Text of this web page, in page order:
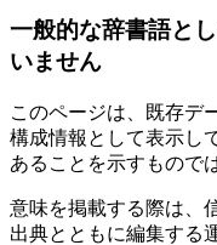
一般的な辞書語と
いません
このページは、既存デ
構成情報として表示し
あることを示すもので
意味を掲載する際は、
出典とともに編集する